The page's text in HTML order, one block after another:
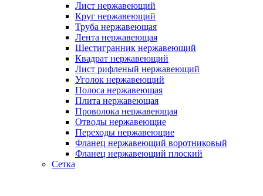
Лист нержавеющий
Круг нержавеющий
Труба нержавеющая
Лента нержавеющая
Шестигранник нержавеющий
Квадрат нержавеющий
Лист рифленый нержавеющий
Уголок нержавеющий
Полоса нержавеющая
Плита нержавеющая
Проволока нержавеющая
Отводы нержавеющие
Переходы нержавеющие
Фланец нержавеющий воротниковый
Фланец нержавеющий плоский
Сетка